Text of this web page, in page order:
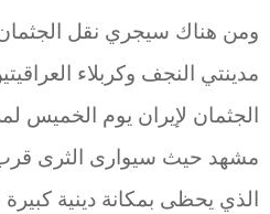
ومن هناك سيجري نقل
مدينتي النجف وكربلاء
الجثمان لإيران يوم الخميس
مشهد حيث سيوارى الثرى قرب
الذي يحظى بمكانة دينية كبيرة